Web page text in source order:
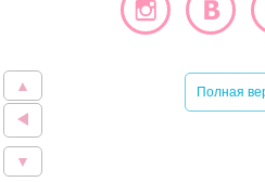
Полная
▲
▼